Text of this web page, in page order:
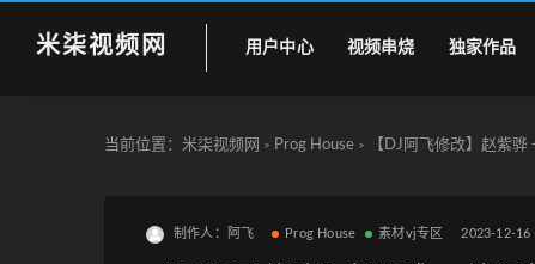
米柒视频网 用户中心 视频串烧 独家作品
当前位置： 米柒视频网 > Prog House > 【DJ阿飞修改】赵紫骅
制作人：阿飞 Prog House 素材vj专区 2023-12-16